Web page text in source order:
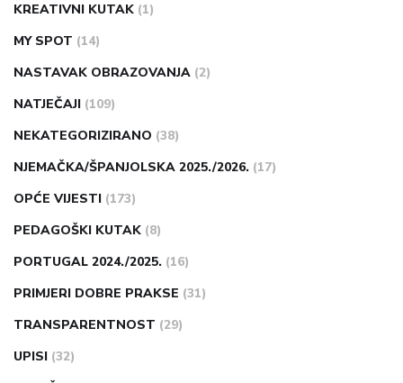
KREATIVNI KUTAK (1)
MY SPOT (14)
NASTAVAK OBRAZOVANJA (2)
NATJEČAJI (109)
NEKATEGORIZIRANO (38)
NJEMAČKA/ŠPANJOLSKA 2025./2026. (17)
OPĆE VIJESTI (173)
PEDAGOŠKI KUTAK (8)
PORTUGAL 2024./2025. (16)
PRIMJERI DOBRE PRAKSE (31)
TRANSPARENTNOST (29)
UPISI (32)